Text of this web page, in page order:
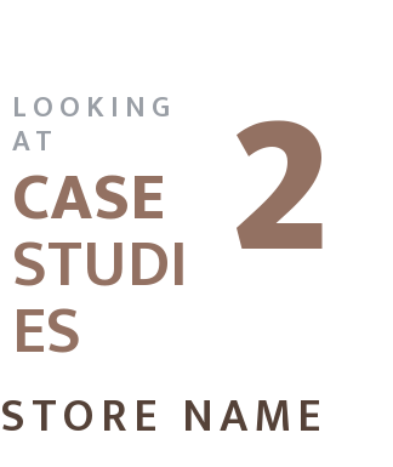
LOOKING
AT
CASE
STUDI
ES 2
STORE NAME